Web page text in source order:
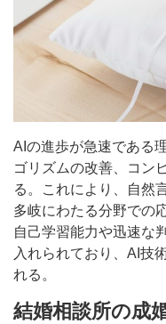
AIの進歩が急速である
ゴリズムの改善、コン
る。これにより、自然
多岐にわたる分野での
自己学習能力や迅速な
入れられており、AI技
れる。
結婚相談所の成